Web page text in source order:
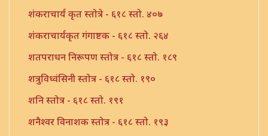
शंकराचार्य कृत स्तोत्रे - ६१८ स्तो. ४०७
शंकराचार्यकृत गंगाष्टक - ६१८ स्तो. २६४
शतपराधन निरूपण स्तोत्र - ६१८ स्तो. १८९
शत्रुविध्वंसिनी स्तोत्र - ६१८ स्तो. १९०
शनि स्तोत्र - ६१८ स्तो. १९१
शनैश्वर विनाशक स्तोत्र - ६१८ स्तो. १९३